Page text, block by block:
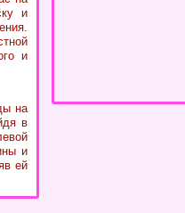
и
и
на
в
и
ей